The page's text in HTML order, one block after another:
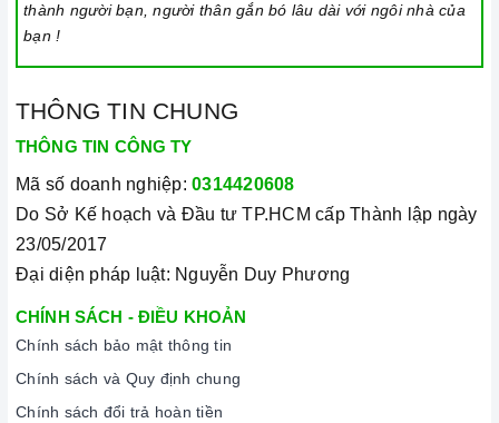
thành người bạn, người thân gắn bó lâu dài với ngôi nhà của
bạn !
THÔNG TIN CHUNG
THÔNG TIN CÔNG TY
Mã số doanh nghiệp: 0314420608
Do Sở Kế hoạch và Đầu tư TP.HCM cấp Thành lập ngày
23/05/2017
Đại diện pháp luật: Nguyễn Duy Phương
CHÍNH SÁCH - ĐIỀU KHOẢN
Chính sách bảo mật thông tin
Chính sách và Quy định chung
Chính sách đổi trả hoàn tiền